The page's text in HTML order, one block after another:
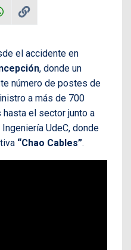
el accidente en
, donde un
número de postes de
a más de 700
el sector junto a
UdeC, donde
“Chao Cables”.